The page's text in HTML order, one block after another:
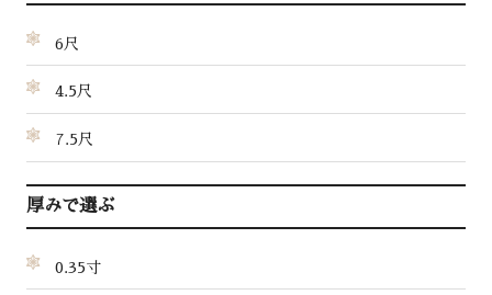
6尺
4.5尺
7.5尺
厚みで選ぶ
0.35寸